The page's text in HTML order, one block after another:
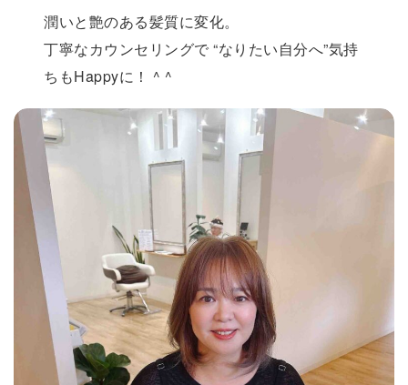
潤いと艶のある髪質に変化。
丁寧なカウンセリングで “なりたい自分へ”気持
ちもHappyに！ ^ ^